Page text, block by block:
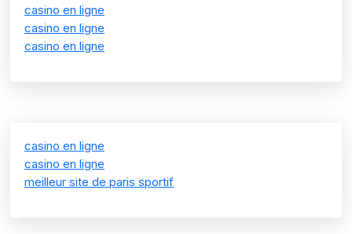
casino en ligne
casino en ligne
casino en ligne
casino en ligne
casino en ligne
meilleur site de paris sportif